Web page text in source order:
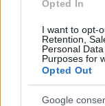
Opted In
I want to opt-
Retention,
Personal
Purposes for
Opted Out
Google